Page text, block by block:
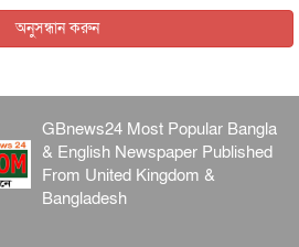
৫ আগস্ট, ২০২৬
অনুসন্ধান করুন
GBnews24 Most Popular Bangla
& English Newspaper Published
From United Kingdom &
Bangladesh